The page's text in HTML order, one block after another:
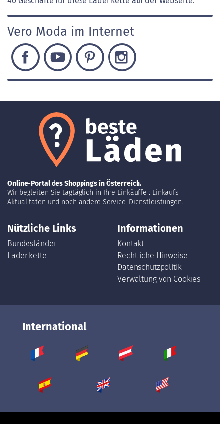
Vero Moda im Internet
Online-Portal des Shoppings in Österreich.
Wir begleiten Sie tagtäglich in Ihre Einkäuffe : Einkaufs
Aktualitäten und noch andere Service-Dienstleistungen.
Nützliche Links
Bundesländer
Ladenkette
Informationen
Kontakt
Rechtliche Hinweise
Datenschutzpolitik
Verwaltung von Cookies
International